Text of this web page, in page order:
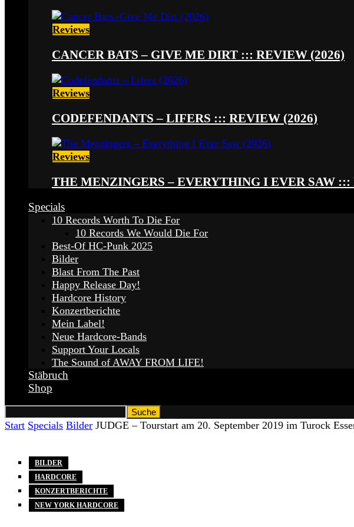
Reviews
CANCER BATS – GIVE ME DIRT ::: REVIEW (2026)
Reviews
CODEFENDANTS – LIFERS ::: REVIEW (2026)
Reviews
THE MENZINGERS – EVERYTHING I EVER SAW :::
Specials
10 Records Worth To Die For
10 Records We Would Die For
Best-Of HC-Punk 2025
Bilder
Blast From The Past
Happy Release Day!
Hardcore History
Konzertberichte
Mein Label!
Neue Hardcore-Bands
Support Your Locals
The Sound of AWAY FROM LIFE!
Stäbruch
Shop
Start Specials Bilder JUDGE – Tourstart am 20. September 2019 im Turock
BILDER
HARDCORE
KONZERTBERICHTE
NEW YORK HARDCORE